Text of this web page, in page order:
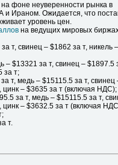
фоне неуверенности рынка в
Ираном. Ожидается, что
уровень цен.
на ведущих мировых
т, свинец – $1862 за т, никель
$13321 за т, свинец – $1897.5
за т;
т, медь – $15115.5 за т, свинец
цинк – $3635 за т (включая НДС);
за т, медь – $15115.5 за т,
цинк – $3632.5 за т (включая
т.